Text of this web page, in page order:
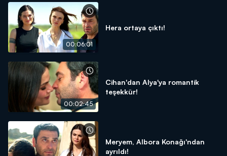
00:06:01
Hera ortaya çıktı!
00:02:45
Cihan'dan Alya'ya romantik
teşekkür!
Meryem, Albora Konağı'ndan
ayrıldı!